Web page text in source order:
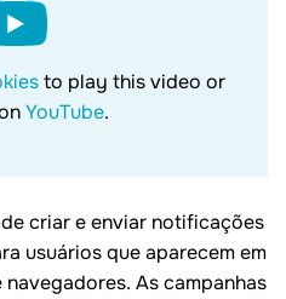
to play this video or
YouTube.
criar e enviar notificações
usuários que aparecem em
As campanhas